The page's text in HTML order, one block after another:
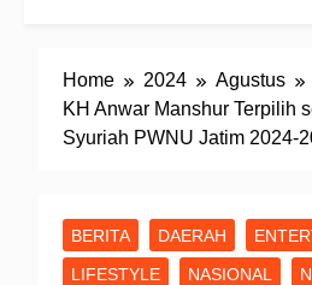
Home 2024
Agustus
KH Anwar Manshur Terpilih
Syuriah PWNU Jatim 2024-
BERITA DAERAH
LIFESTYLE
NASIONAL